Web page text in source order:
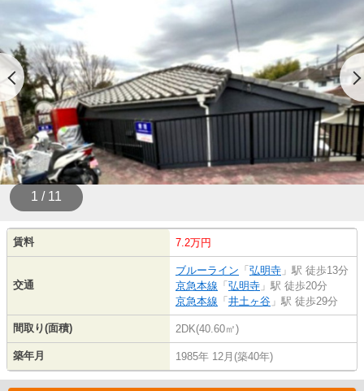
1 / 11
賃料 7.2万円
交通
ブルーライン 「 弘明寺 」駅 徒歩13分
京急本線 「 弘明寺 」駅 徒歩20分
京急本線 「 井土ヶ谷 」駅 徒歩29分
間取り(面積) 2DK(40.60㎡)
築年月 1985年 12月(築40年)